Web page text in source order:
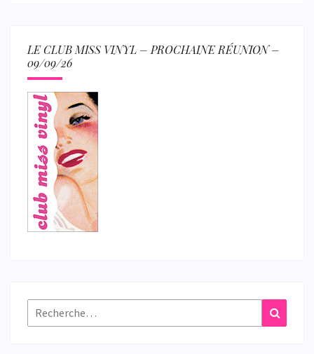
LE CLUB MISS VINYL – PROCHAINE RÉUNION –
09/09/26
Rechercher :